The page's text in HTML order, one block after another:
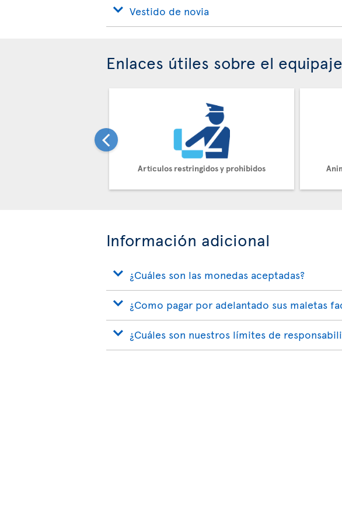
Vestido de novia
Enlaces útiles sobre el equipaje
Artículos restringidos y prohibidos
Información adicional
¿Cuáles son las monedas aceptadas?
¿Como pagar por adelantado sus maletas
¿Cuáles son nuestros límites de